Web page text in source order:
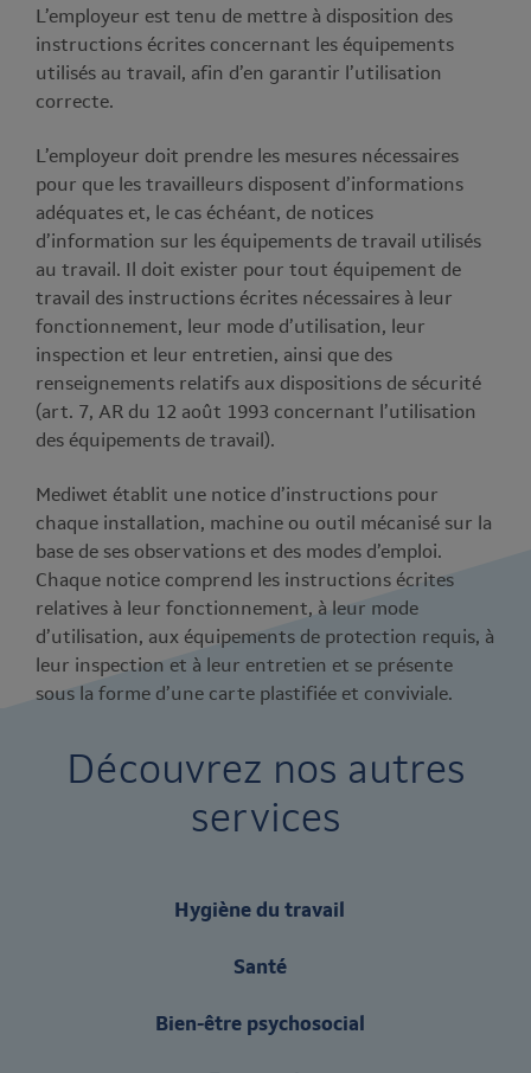
L’employeur est tenu de mettre à disposition des
instructions écrites concernant les équipements
utilisés au travail, afin d’en garantir l’utilisation
correcte.
L’employeur doit prendre les mesures nécessaires
pour que les travailleurs disposent d’informations
adéquates et, le cas échéant, de notices
d’information sur les équipements de travail utilisés
au travail. Il doit exister pour tout équipement de
travail des instructions écrites nécessaires à leur
fonctionnement, leur mode d’utilisation, leur
inspection et leur entretien, ainsi que des
renseignements relatifs aux dispositions de sécurité
(art. 7, AR du 12 août 1993 concernant l’utilisation
des équipements de travail).
Mediwet établit une notice d’instructions pour
chaque installation, machine ou outil mécanisé sur la
base de ses observations et des modes d’emploi.
Chaque notice comprend les instructions écrites
relatives à leur fonctionnement, à leur mode
d’utilisation, aux équipements de protection requis, à
leur inspection et à leur entretien et se présente
sous la forme d’une carte plastifiée et conviviale.
Découvrez nos autres
services
Hygiène du travail
Santé
Bien-être psychosocial